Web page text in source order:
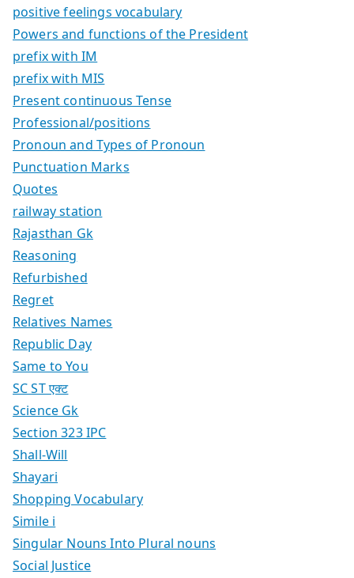
positive feelings vocabulary
Powers and functions of the President
prefix with IM
prefix with MIS
Present continuous Tense
Professional/positions
Pronoun and Types of Pronoun
Punctuation Marks
Quotes
railway station
Rajasthan Gk
Reasoning
Refurbished
Regret
Relatives Names
Republic Day
Same to You
SC ST एक्ट
Science Gk
Section 323 IPC
Shall-Will
Shayari
Shopping Vocabulary
Simile i
Singular Nouns Into Plural nouns
Social Justice